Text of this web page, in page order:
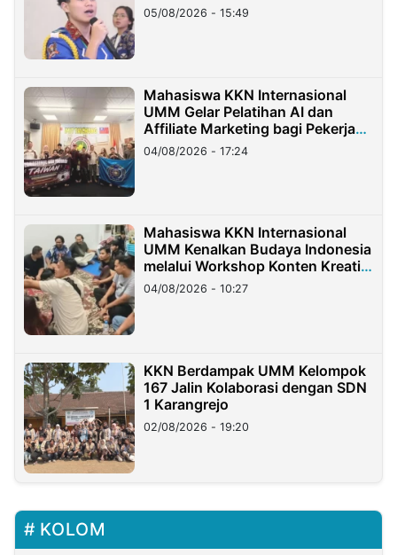
05/08/2026 - 15:49
Mahasiswa KKN Internasional
UMM Gelar Pelatihan AI dan
Affiliate Marketing bagi Pekerja
Migran Indonesia di Taiwan
04/08/2026 - 17:24
Mahasiswa KKN Internasional
UMM Kenalkan Budaya Indonesia
melalui Workshop Konten Kreatif
di Taiwan
04/08/2026 - 10:27
KKN Berdampak UMM Kelompok
167 Jalin Kolaborasi dengan SDN
1 Karangrejo
02/08/2026 - 19:20
KOLOM